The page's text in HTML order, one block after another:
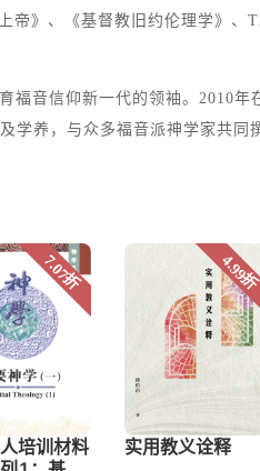
》、《基督教旧约伦理学》
音信仰新一代的领袖。2010
养，与众多福音派神学家共